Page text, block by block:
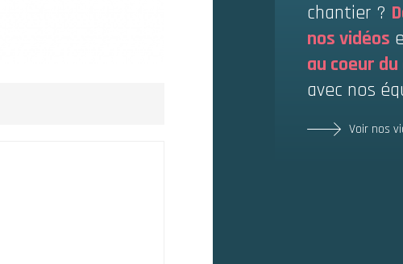
chantier ?
nos vidéos
au coeur
avec nos
Voir nos